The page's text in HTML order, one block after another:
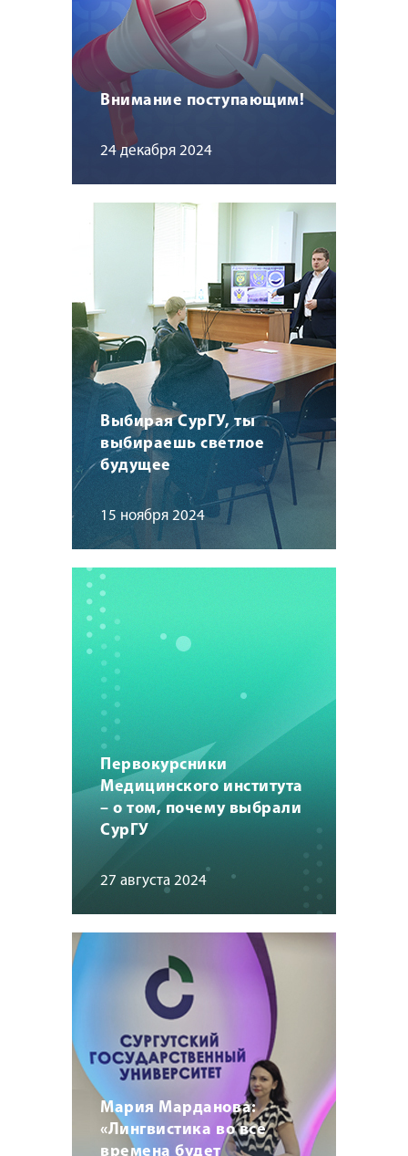
Внимание поступающим!
24 декабря 2024
Выбирая СурГУ, ты
выбираешь светлое
будущее
15 ноября 2024
Первокурсники
Медицинского института
– о том, почему выбрали
СурГУ
27 августа 2024
Мария Марданова:
«Лингвистика во все
времена будет